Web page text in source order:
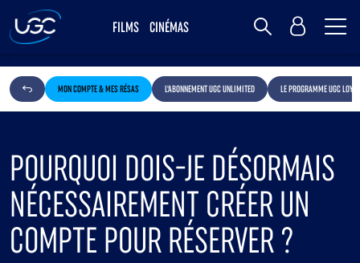
FILMS CINÉMAS MY UGC
MON COMPTE & MES RÉSAS L'ABONNEMENT UGC UNLIMITED LE PROGRAMME UGC
POURQUOI DOIS-JE DÉSORMAIS
NÉCESSAIREMENT CRÉER UN
COMPTE POUR RÉSERVER ?